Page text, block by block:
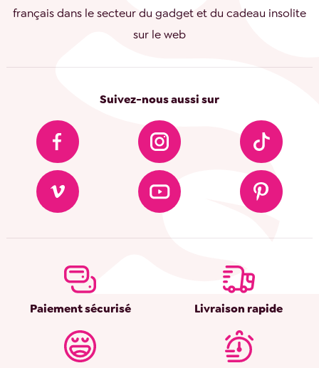
français dans le secteur du gadget et du cadeau insolite
sur le web
Suivez-nous aussi sur
Paiement sécurisé Livraison rapide